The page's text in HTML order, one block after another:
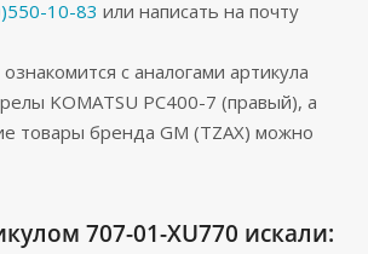
10-83 или написать на почту
с аналогами артикула
KOMATSU PC400-7 (правый), а
товары бренда GM (TZAX) можно
707-01-XU770 искали: